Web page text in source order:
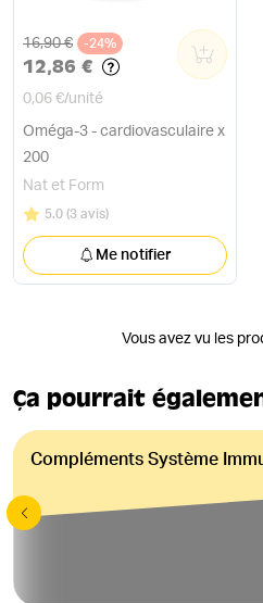
Ancien prix
16,90 € -24%
12,86 €
0,06 €/unité
Oméga-3 - cardiovasculaire x
200
0
Nat et Form
Note
5.0 sur 5
(3 avis)
Me notifier
Vous avez vu les
Ça pourrait
Compléments Système